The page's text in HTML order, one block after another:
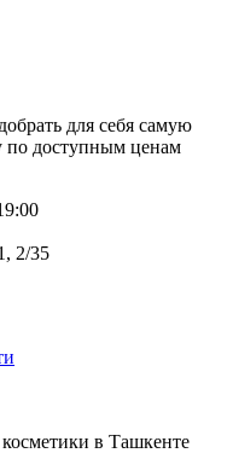
для себя самую
по доступным ценам
2/35
в Ташкенте